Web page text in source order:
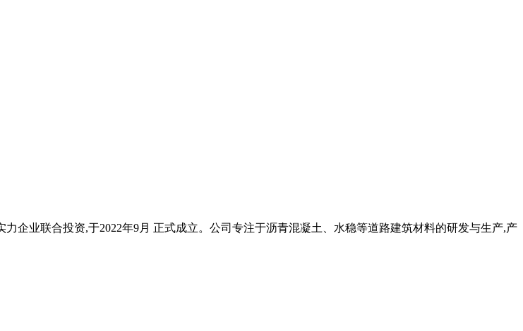
企业联合投资,于2022年9月 正式成立。公司专注于沥青混凝土、水稳等道路建筑材料的研发与生产,产